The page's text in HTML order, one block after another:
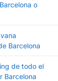
o
Barcelona
de todo el
Barcelona